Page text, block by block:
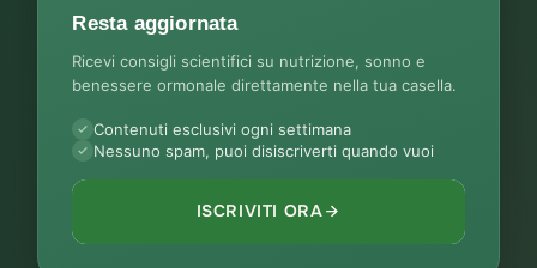
Resta aggiornata
Ricevi consigli scientifici su nutrizione, sonno e
benessere ormonale direttamente nella tua casella.
Contenuti esclusivi ogni settimana
Nessuno spam, puoi disiscriverti quando vuoi
ISCRIVITI ORA